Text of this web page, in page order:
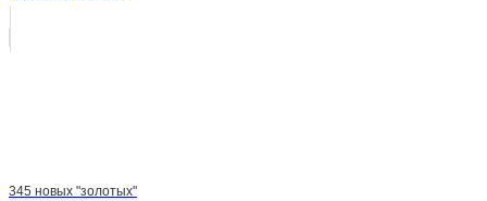
345 новых "золотых"